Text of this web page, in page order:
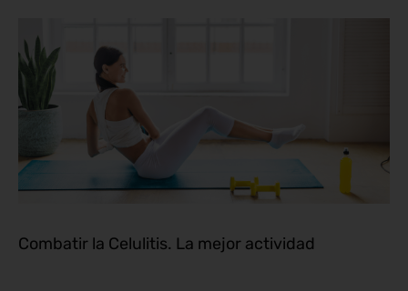
Combatir la Celulitis. La mejor actividad